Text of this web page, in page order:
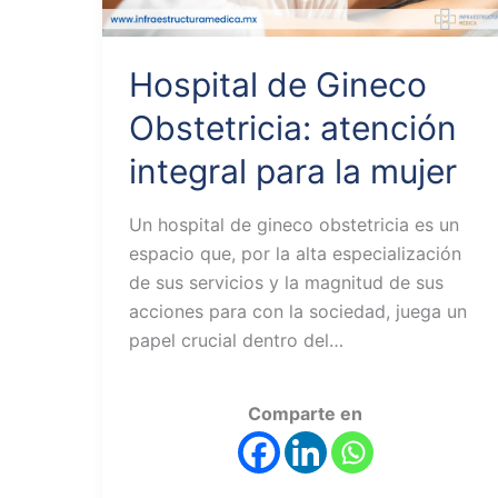
Hospital de Gineco
Obstetricia: atención
integral para la mujer
Un hospital de gineco obstetricia es un
espacio que, por la alta especialización
de sus servicios y la magnitud de sus
acciones para con la sociedad, juega un
papel crucial dentro del…
Comparte en